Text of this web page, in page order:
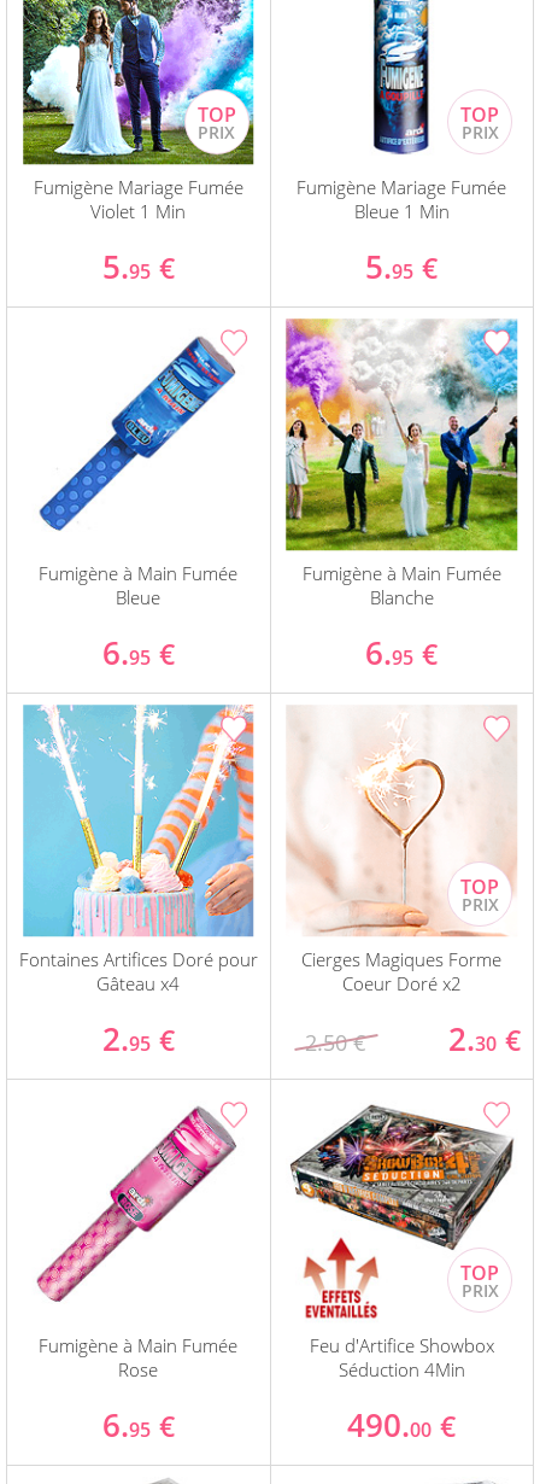
Fumigène Mariage Fumée
Violet 1 Min
5.95 €
Fumigène Mariage Fumée
Bleue 1 Min
5.95 €
Fumigène à Main Fumée
Bleue
6.95 €
Fumigène à Main Fumée
Blanche
6.95 €
Fontaines Artifices Doré pour
Gâteau x4
2.95 €
Cierges Magiques Forme
Coeur Doré x2
2.50 € 2.30 €
Fumigène à Main Fumée
Rose
6.95 €
Feu d'Artifice Showbox
Séduction 4Min
490.00 €